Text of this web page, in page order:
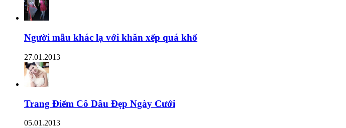
Người mẫu khác lạ với khăn xếp quá khổ
27.01.2013
Trang Điểm Cô Dâu Đẹp Ngày Cưới
05.01.2013